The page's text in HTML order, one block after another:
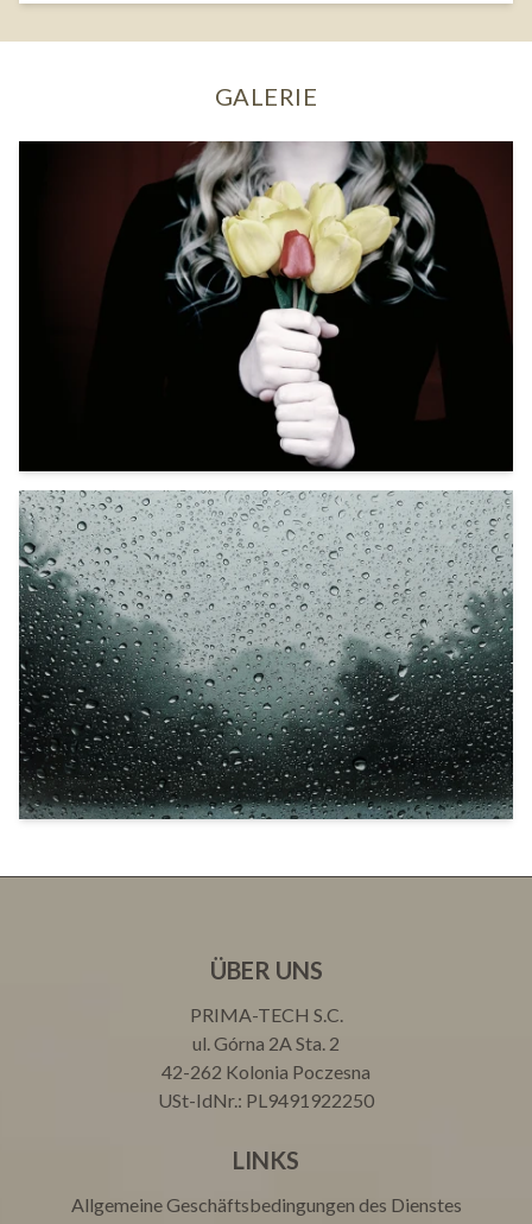
GALERIE
ÜBER UNS
PRIMA-TECH S.C.
ul. Górna 2A Sta. 2
42-262 Kolonia Poczesna
USt-IdNr.: PL9491922250
LINKS
Allgemeine Geschäftsbedingungen des Dienstes